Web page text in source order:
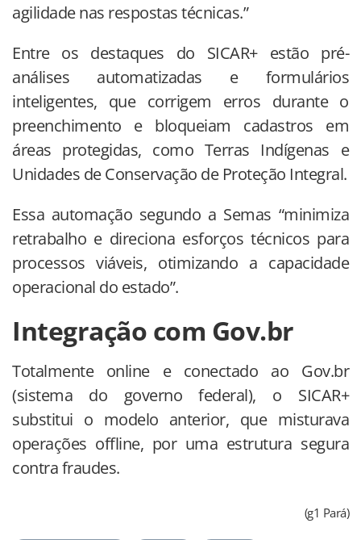
agilidade nas respostas técnicas.”
Entre os destaques do SICAR+ estão pré-
análises automatizadas e formulários
inteligentes, que corrigem erros durante o
preenchimento e bloqueiam cadastros em
áreas protegidas, como Terras Indígenas e
Unidades de Conservação de Proteção Integral.
Essa automação segundo a Semas “minimiza
retrabalho e direciona esforços técnicos para
processos viáveis, otimizando a capacidade
operacional do estado”.
Integração com Gov.br
Totalmente online e conectado ao Gov.br
(sistema do governo federal), o SICAR+
substitui o modelo anterior, que misturava
operações offline, por uma estrutura segura
contra fraudes.
(g1 Pará)